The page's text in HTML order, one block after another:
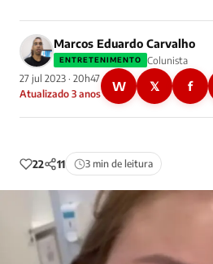
Marcos Eduardo Carvalho
ENTRETENIMENTO
Colunista
27 jul 2023 · 20h47
Atualizado 3 anos
W 𝕏 f
22 11 3 min de leitura